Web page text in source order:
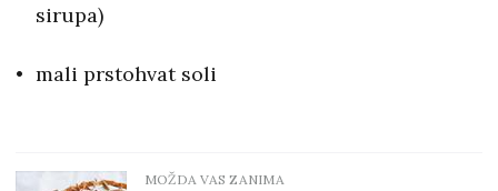
sirupa)
mali prstohvat soli
MOŽDA VAS ZANIMA